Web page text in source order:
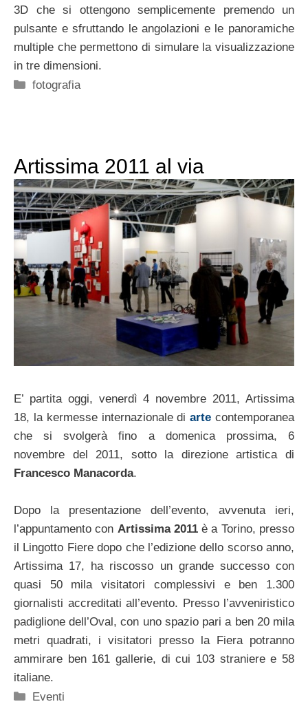
3D che si ottengono semplicemente premendo un
pulsante e sfruttando le angolazioni e le panoramiche
multiple che permettono di simulare la visualizzazione
in tre dimensioni.
Categorie
fotografia
Artissima 2011 al via
E’ partita oggi, venerdì 4 novembre 2011, Artissima
18, la kermesse internazionale diarte contemporanea
che si svolgerà fino a domenica prossima, 6
novembre del 2011, sotto la direzione artistica di
Francesco Manacorda.
Dopo la presentazione dell’evento, avvenuta ieri,
l’appuntamento con Artissima 2011è a Torino, presso
il Lingotto Fiere dopo che l’edizione dello scorso anno,
Artissima 17, ha riscosso un grande successo con
quasi 50 mila visitatori complessivi e ben 1.300
giornalisti accreditati all’evento. Presso l’avveniristico
padiglione dell’Oval, con uno spazio pari a ben 20 mila
metri quadrati, i visitatori presso la Fiera potranno
ammirare ben 161 gallerie, di cui 103 straniere e 58
italiane.
Categorie
Eventi